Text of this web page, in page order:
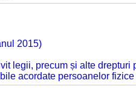
2015)
legii, precum și alte drepturi
acordate persoanelor